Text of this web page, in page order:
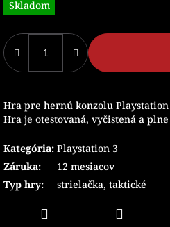
cena:
Skladom
Hra pre hernú konzolu Playstation
Hra je otestovaná, vyčistená a
Kategória: Playstation 3
Záruka:
12 mesiacov
Typ hry: strielačka, taktické